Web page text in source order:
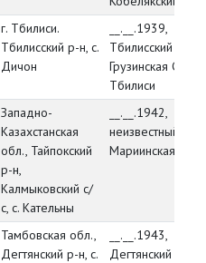
г. Тбилиси.
Тбилисский р-н, с.
Дичон
__.__.1939,
Тбилисский ГВК,
Грузинская ССР, г.
Тбилиси
Западно-
Казахстанская
обл., Тайпокский
р-н,
Калмыковский с/
с, с. Кательны
__.__.1942,
неизвестный РВК,
Мариинская обл.
Тамбовская обл.,
Дегтянский р-н, с.
__.__.1943,
Дегтянский РВК,